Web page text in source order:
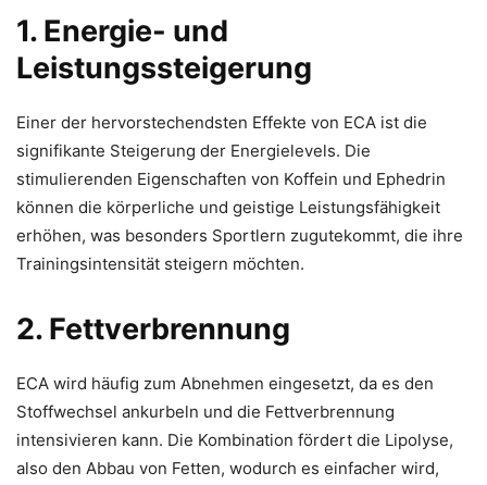
1. Energie- und
Leistungssteigerung
Einer der hervorstechendsten Effekte von ECA ist die
signifikante Steigerung der Energielevels. Die
stimulierenden Eigenschaften von Koffein und Ephedrin
können die körperliche und geistige Leistungsfähigkeit
erhöhen, was besonders Sportlern zugutekommt, die ihre
Trainingsintensität steigern möchten.
2. Fettverbrennung
ECA wird häufig zum Abnehmen eingesetzt, da es den
Stoffwechsel ankurbeln und die Fettverbrennung
intensivieren kann. Die Kombination fördert die Lipolyse,
also den Abbau von Fetten, wodurch es einfacher wird,